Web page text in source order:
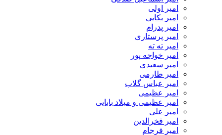
امیر اولی
امیر بکایی
امیر پدرام
امیر پرستاری
امیر ته ته
امیر خواجه پور
امیر سعیدی
امیر طارمی
امیر عباس گلاب
امیر عظیمی
امیر عظیمی و میلاد بابایی
امیر علی
امیر فخرالدین
امیر فرجام